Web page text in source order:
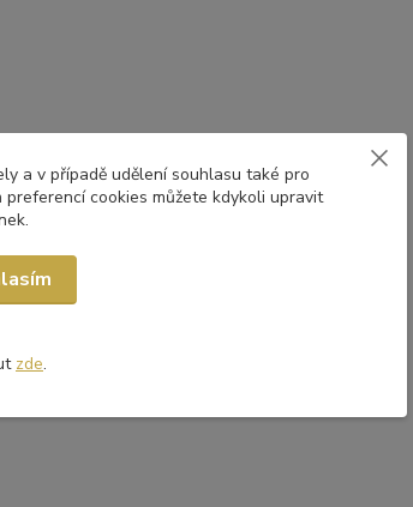
a v případě udělení souhlasu také pro
cookies můžete kdykoli upravit
zde.